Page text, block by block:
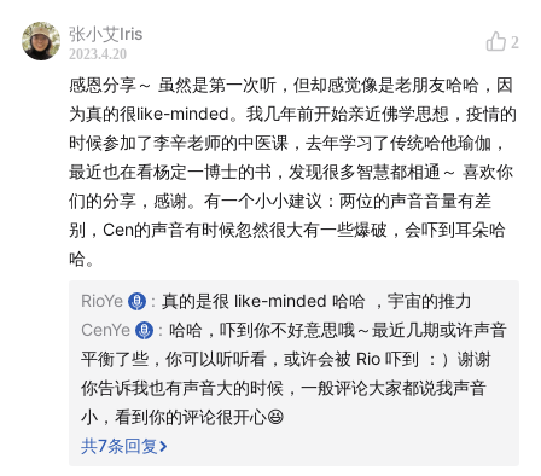
的大工程，不过就是从身为人的桎梏中解脱。
包括从各种出生后所接受的种种理念、说法及教条中解
脱。
2:16:15【22 活出心的能量】「真原医」，其实也只是
追求对一切人自己所制造的「结」，做完全的解开及反
转。唯有针对一切习气的反转，我们才能彻底地回到我
们的本性，而这个本性，也就是真正的慈悲。
活出心的能量，是身为人所能完成的最高选择。
炑星迹结尾
2:19:01单方面回答了群里一个听友的问题
2:28:45Cen 与妈妈之间关心的沟通转变
2:32:55矛盾又有趣的世界，希望大家都可以时不时醒
张小艾Iris
2023.4.20
2
感恩分享～ 虽然是第一次听，但却感觉像是老朋友哈哈，因
为真的很like-minded。我几年前开始亲近佛学思想，疫情的
时候参加了李辛老师的中医课，去年学习了传统哈他瑜伽，
最近也在看杨定一博士的书，发现很多智慧都相通～ 喜欢你
们的分享，感谢。有一个小小建议：两位的声音音量有差
别，Cen的声音有时候忽然很大有一些爆破，会吓到耳朵哈
哈。
RioYe : 真的是很 like-minded 哈哈 ，宇宙的推力
CenYe
: 哈哈，吓到你不好意思哦～最近几期或许声音
平衡了些，你可以听听看，或许会被 Rio 吓到 ：）谢谢
你告诉我也有声音大的时候，一般评论大家都说我声音
小，看到你的评论很开心😆
共7条回复